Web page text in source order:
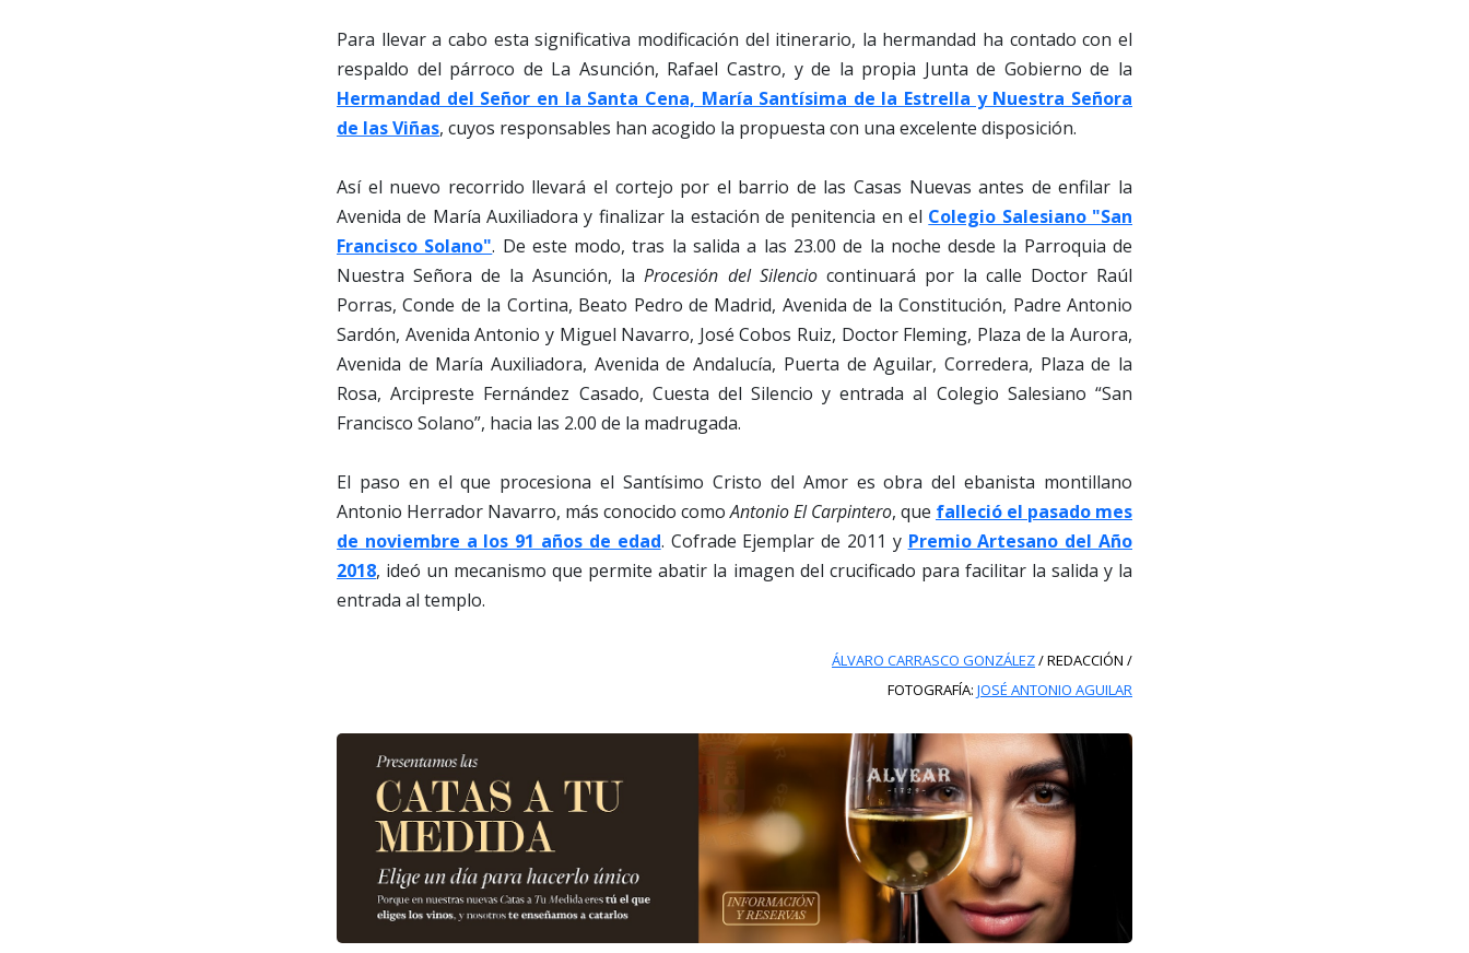
Para llevar a cabo esta significativa modificación del itinerario, la hermandad ha contado con el
respaldo del párroco de La Asunción, Rafael Castro, y de la propia Junta de Gobierno de la
Hermandad del Señor en la Santa Cena, María Santísima de la Estrella y Nuestra Señora
de las Viñas, cuyos responsables han acogido la propuesta con una excelente disposición.
Así el nuevo recorrido llevará el cortejo por el barrio de las Casas Nuevas antes de enfilar la
Avenida de María Auxiliadora y finalizar la estación de penitencia en el Colegio Salesiano "San
Francisco Solano". De este modo, tras la salida a las 23.00 de la noche desde la Parroquia de
Nuestra Señora de la Asunción, laProcesión del Silenciocontinuará por la calle Doctor Raúl
Porras, Conde de la Cortina, Beato Pedro de Madrid, Avenida de la Constitución, Padre Antonio
Sardón, Avenida Antonio y Miguel Navarro, José Cobos Ruiz, Doctor Fleming, Plaza de la Aurora,
Avenida de María Auxiliadora, Avenida de Andalucía, Puerta de Aguilar, Corredera, Plaza de la
Rosa, Arcipreste Fernández Casado, Cuesta del Silencio y entrada al Colegio Salesiano “San
Francisco Solano”, hacia las 2.00 de la madrugada.
El paso en el que procesiona el Santísimo Cristo del Amor es obra del ebanista montillano
Antonio Herrador Navarro, más conocido comoAntonio El Carpintero, que falleció el pasado mes
de noviembre a los 91 años de edad. Cofrade Ejemplar de 2011 y Premio Artesano del Año
2018, ideó un mecanismo que permite abatir la imagen del crucificado para facilitar la salida y la
entrada al templo.
ÁLVARO CARRASCO GONZÁLEZ/ REDACCIÓN /
FOTOGRAFÍA: JOSÉ ANTONIO AGUILAR